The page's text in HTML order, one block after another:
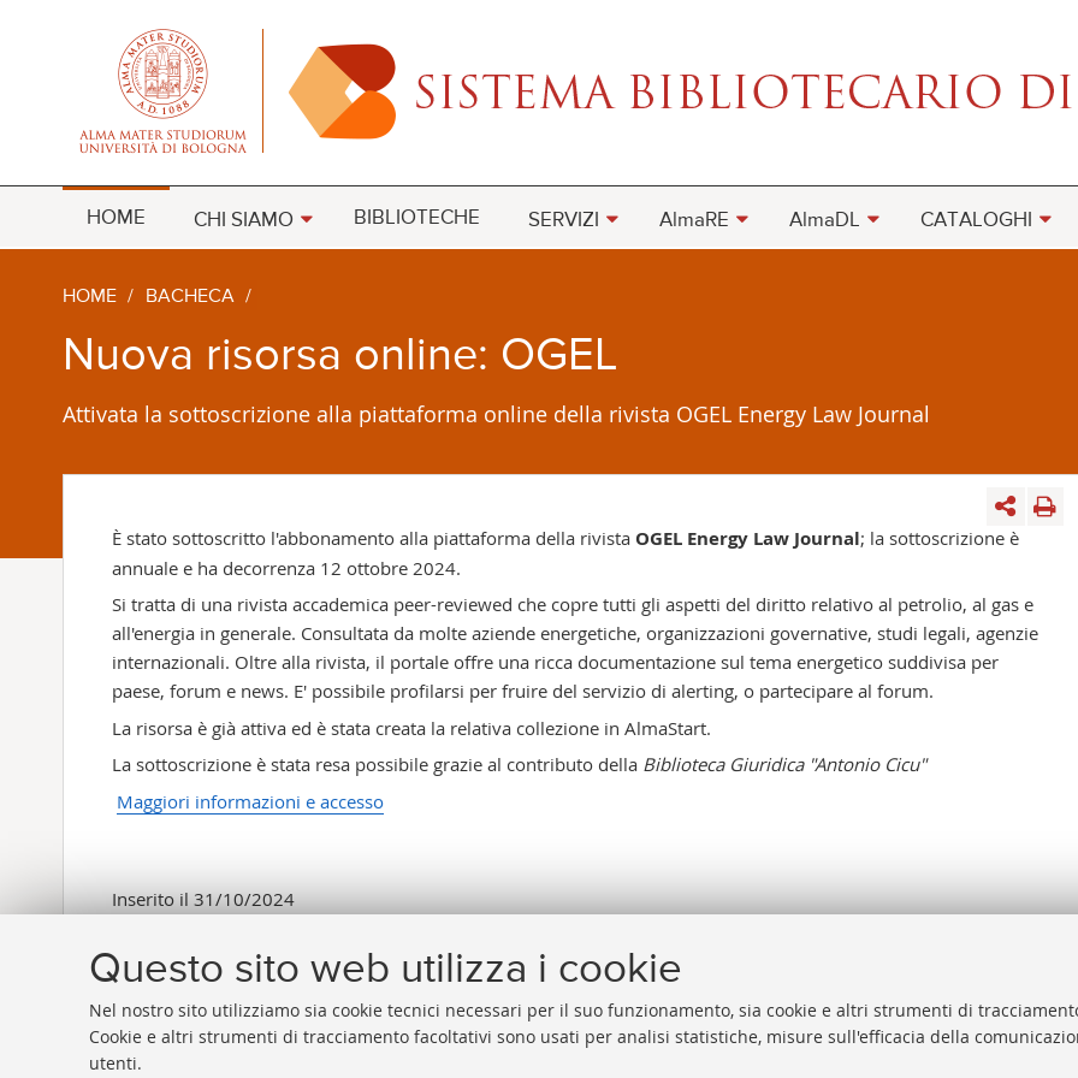
Questo sito web utilizza i cookie
Nel nostro sito utilizziamo sia cookie tecnici necessari per il suo funzionamento, sia cookie e altri strumenti di
Cookie e altri strumenti di tracciamento facoltativi sono usati per analisi statistiche, misure sull'efficacia della
utenti.
HOME CHI SIAMO BIBLIOTECHE SERVIZI AlmaRE AlmaDL CATALOGHI
HOME / BACHECA /
Nuova risorsa online: OGEL
Attivata la sottoscrizione alla piattaforma online della rivista OGEL Energy Law Journal
È stato sottoscritto l'abbonamento alla piattaforma della rivista OGEL Energy Law Journal; la sottoscrizione è
annuale e ha decorrenza 12 ottobre 2024.
Si tratta di una rivista accademica peer-reviewed che copre tutti gli aspetti del diritto relativo al petrolio, al gas e
all'energia in generale. Consultata da molte aziende energetiche, organizzazioni governative, studi legali, agenzie
internazionali. Oltre alla rivista, il portale offre una ricca documentazione sul tema energetico suddivisa per
paese, forum e news. E' possibile profilarsi per fruire del servizio di alerting, o partecipare al forum.
La risorsa è già attiva ed è stata creata la relativa collezione in AlmaStart.
La sottoscrizione è stata resa possibile grazie al contributo della Biblioteca Giuridica "Antonio Cicu"
Maggiori informazioni e accesso
Inserito il 31/10/2024